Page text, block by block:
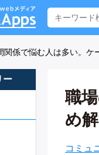
関係で悩む人は多い。ケ
ー
職
め
コミュ